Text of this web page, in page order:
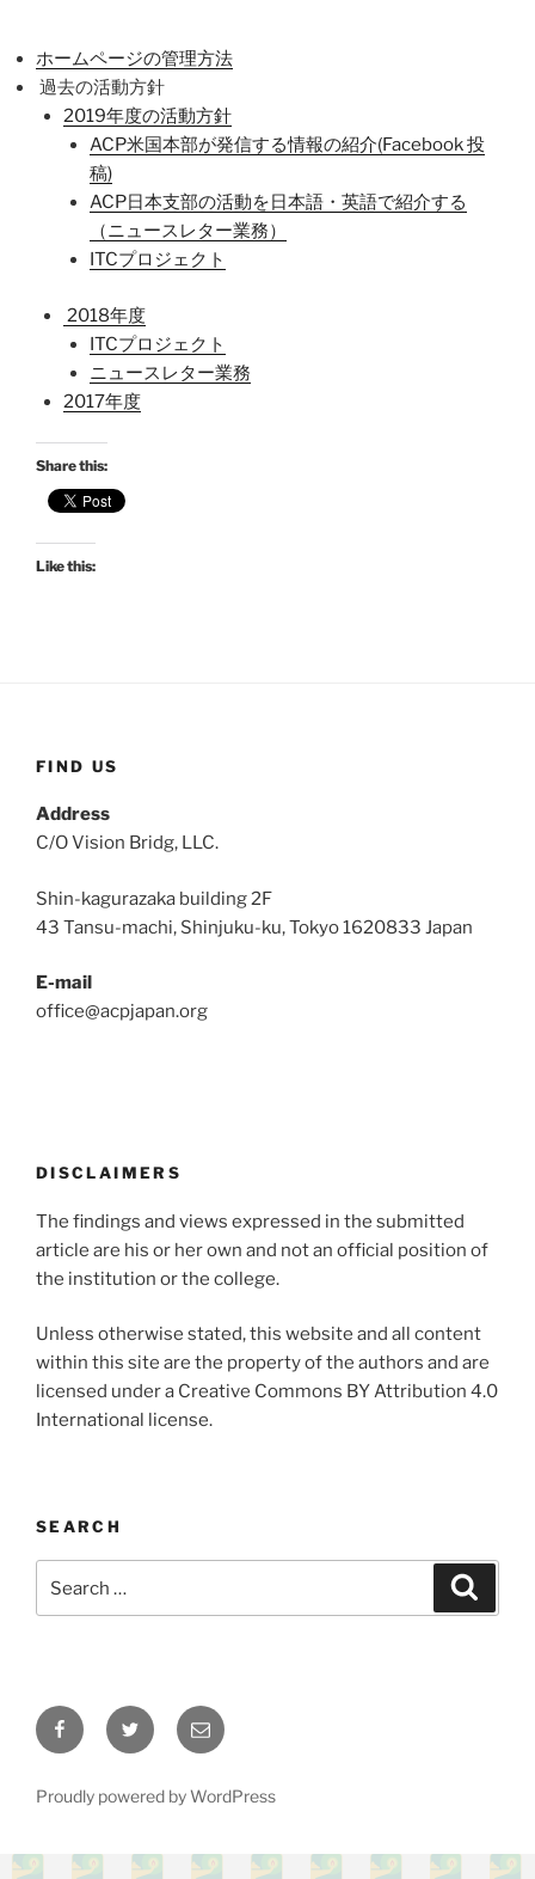
ホームページの管理方法
過去の活動方針
2019年度の活動方針
ACP米国本部が発信する情報の紹介(Facebook 投
稿)
ACP日本支部の活動を日本語・英語で紹介する
（ニュースレター業務）
ITCプロジェクト
2018年度
ITCプロジェクト
ニュースレター業務
2017年度
Share this:
Like this:
FIND US
Address
C/O Vision Bridg, LLC.
Shin-kagurazaka building 2F
43 Tansu-machi, Shinjuku-ku, Tokyo 1620833 Japan
E-mail
office@acpjapan.org
DISCLAIMERS
The findings and views expressed in the submitted
article are his or her own and not an official position of
the institution or the college.
Unless otherwise stated, this website and all content
within this site are the property of the authors and are
licensed under a Creative Commons BY Attribution 4.0
International license.
SEARCH
for:
FacebookTwitter Email
Proudly powered by WordPress